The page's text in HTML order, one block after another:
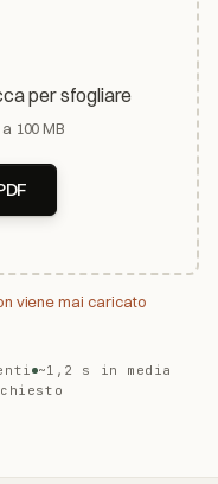
per sfogliare
100 MB
viene mai caricato
~1,2 s in media